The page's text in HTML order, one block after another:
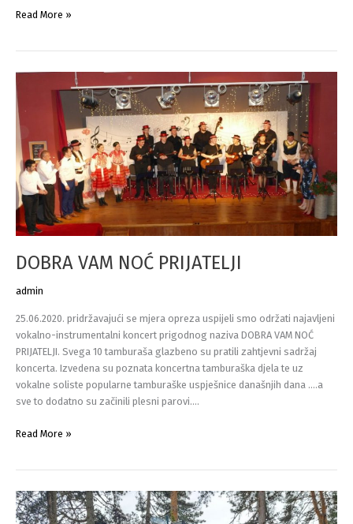
REVIJI
Karlovačke
županije
Read More »
DOBRA VAM NOĆ PRIJATELJI
admin
25.06.2020. pridržavajući se mjera opreza uspijeli smo održati najavljeni
vokalno-instrumentalni koncert prigodnog naziva DOBRA VAM NOĆ
PRIJATELJI. Svega 10 tamburaša glazbeno su pratili zahtjevni sadržaj
koncerta. Izvedena su poznata koncertna tamburaška djela te uz
vokalne soliste popularne tamburaške uspješnice današnjih dana ….a
sve to dodatno su začinili plesni parovi….
DOBRA
Read More »